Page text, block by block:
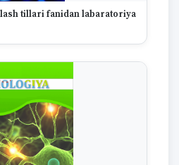
tillari fanidan labaratoriya